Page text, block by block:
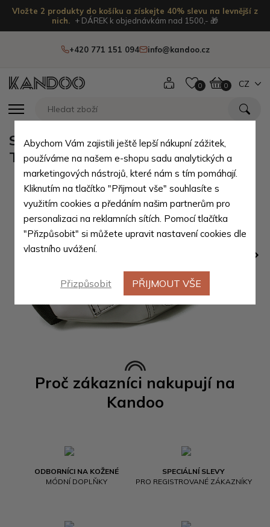
Vložte 2 produkty do košíku a získejte 40% slevu na levnější z
nich.
+ DÁREK k objednávkám nad 1500,- 🎁
+420 771 151 094 info@kandoo.cz
0 0 CZ
Proč zákazníci nakupují na
Kandoo
ODBORNÍCI NA KOŽENÉ
MÓDNÍ DOPLŇKY
SPECIÁLNÍ SLEVY
PRO REGISTROVANÉ ZÁKAZNÍKY
Světle šedá kožená ledvinka
Tienna
Abychom Vám zajistili ještě lepší nákupní zážitek,
používáme na našem e-shopu sadu analytických a
marketingových nástrojů, které nám s tím pomáhají.
Kliknutím na tlačítko "Přijmout vše" souhlasíte s
využitím cookies a předáním našim partnerům pro
personalizaci na reklamních sítích. Pomocí tlačítka
"Přizpůsobit" si můžete upravit nastavení cookies dle
vlastního uvážení.
Přizpůsobit PŘIJMOUT VŠE